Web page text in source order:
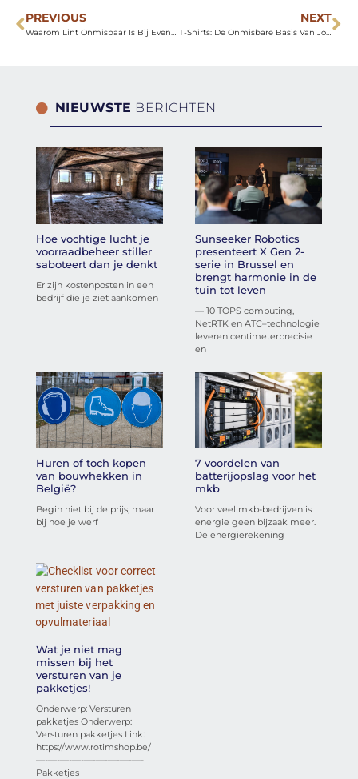
PREVIOUS
Waarom Lint Onmisbaar Is Bij Evenementen, Bloemwerk En Cadeaus
NEXT
T-Shirts: De Onmisbare Basis Van Jouw Garderobe
NIEUWSTE BERICHTEN
Hoe vochtige lucht je
voorraadbeheer stiller
saboteert dan je denkt
Er zijn kostenposten in een
bedrijf die je ziet aankomen
Sunseeker Robotics
presenteert X Gen 2-
serie in Brussel en
brengt harmonie in de
tuin tot leven
— 10 TOPS computing,
NetRTK en ATC–technologie
leveren centimeterprecisie
en
Huren of toch kopen
van bouwhekken in
België?
Begin niet bij de prijs, maar
bij hoe je werf
7 voordelen van
batterijopslag voor het
mkb
Voor veel mkb-bedrijven is
energie geen bijzaak meer.
De energierekening
Wat je niet mag
missen bij het
versturen van je
pakketjes!
Onderwerp: Versturen
pakketjes Onderwerp:
Versturen pakketjes Link:
https://www.rotimshop.be/
—-—-—-—-—-—-—-—-—-
Pakketjes